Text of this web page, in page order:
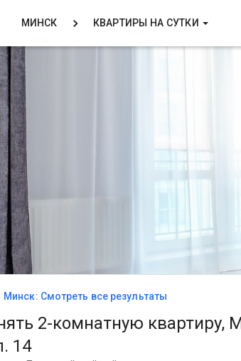
МИНСК КВАРТИРЫ НА СУТКИ
Минск: Смотреть все результаты
2-комнатную квартиру,
14